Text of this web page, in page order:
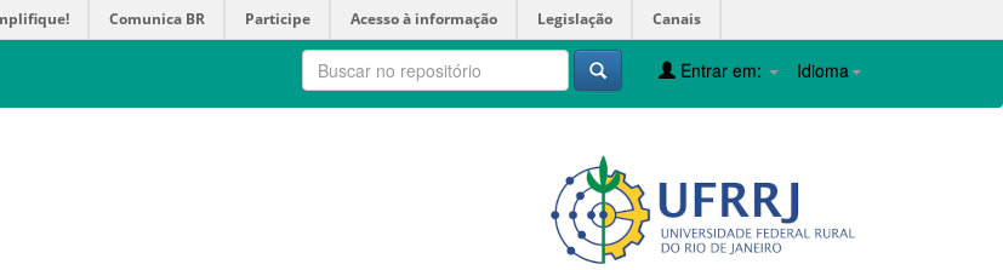
Comunica BR Participe Acesso à informação Legislação Canais
Idioma
Entrar em: